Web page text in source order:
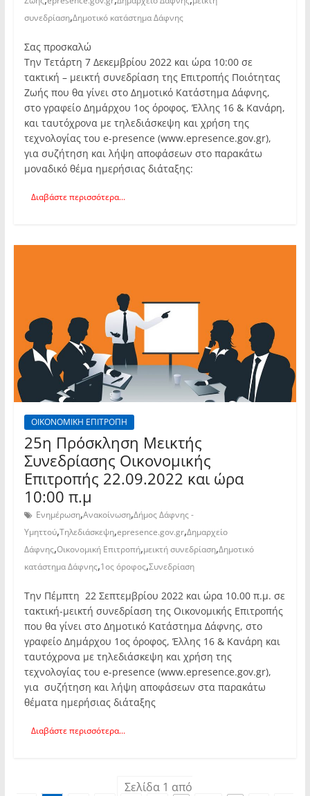
συνεδρίαση,Δημοτικό κατάστημα Δάφνης
Σας προσκαλώ
Την Τετάρτη 7 Δεκεμβρίου 2022 και ώρα 10:00 σε
τακτική – μεικτή συνεδρίαση της Επιτροπής Ποιότητας
Ζωής που θα γίνει στο Δημοτικό Κατάστημα Δάφνης,
στο γραφείο Δημάρχου 1ος όροφος, Έλλης 16 & Κανάρη,
και ταυτόχρονα με τηλεδιάσκεψη και χρήση της
τεχνολογίας του e-presence (www.epresence.gov.gr),
για συζήτηση και λήψη αποφάσεων στο παρακάτω
μοναδικό θέμα ημερήσιας διάταξης:
Διαβάστε περισσότερα...
ΟΙΚΟΝΟΜΙΚΗ ΕΠΙΤΡΟΠΗ
25η Πρόσκληση Μεικτής
Συνεδρίασης Οικονομικής
Επιτροπής 22.09.2022 και ώρα
10:00 π.μ
Ενημέρωση,Ανακοίνωση,Δήμος Δάφνης -
Υμηττού,Τηλεδιάσκεψη,epresence.gov.gr,Δημαρχείο
Δάφνης,Οικονομική Επιτροπή,μεικτή συνεδρίαση,Δημοτικό
κατάστημα Δάφνης,1ος όροφος,Συνεδρίαση
Την Πέμπτη 22 Σεπτεμβρίου 2022 και ώρα 10.00 π.μ. σε
τακτική-μεικτή συνεδρίαση της Οικονομικής Επιτροπής
που θα γίνει στο Δημοτικό Κατάστημα Δάφνης, στο
γραφείο Δημάρχου 1ος όροφος, Έλλης 16 & Κανάρη και
ταυτόχρονα με τηλεδιάσκεψη και χρήση της
τεχνολογίας του e-presence (www.epresence.gov.gr),
για συζήτηση και λήψη αποφάσεων στα παρακάτω
θέματα ημερήσιας διάταξης
Διαβάστε περισσότερα...
Σελίδα 1 από